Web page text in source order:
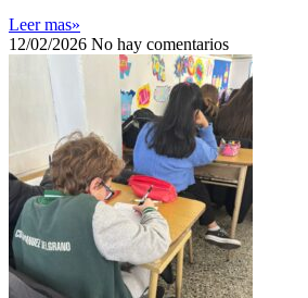
Leer mas»
12/02/2026 No hay comentarios